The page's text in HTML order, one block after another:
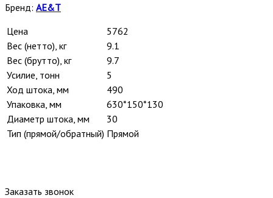
Бренд: AE&T
Цена
5762
Вес (нетто), кг
9.1
Вес (брутто), кг
9.7
Усилие, тонн
5
Ход штока, мм
490
Упаковка, мм
630*150*130
Диаметр штока, мм
30
Тип (прямой/обратный) Прямой
Заказать звонок